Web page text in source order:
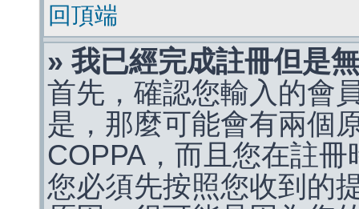
回頂端
» 我已經完成註冊但是
首先，確認您輸入的會
是，那麼可能會有兩個
COPPA，而且您在註
您必須先按照您收到的